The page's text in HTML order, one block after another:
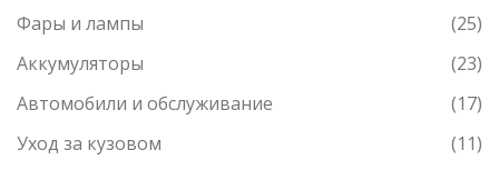
Фары и лампы
(25)
Аккумуляторы
(23)
Автомобили и обслуживание
(17)
Уход за кузовом
(11)